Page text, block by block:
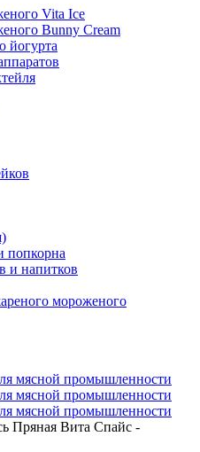
Vita Ice
Bunny Cream
йогурта
попкорна
и напитков
мороженого
мясной промышленности
мясной промышленности
мясной промышленности
Пряная Вита Спайс -